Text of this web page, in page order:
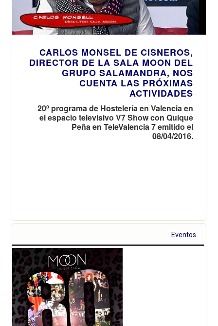
CARLOS MONSEL DE CISNEROS,
DIRECTOR DE LA SALA MOON DEL
GRUPO SALAMANDRA, NOS
CUENTA LAS PRÓXIMAS
ACTIVIDADES
20º programa de Hostelería en Valencia en
el espacio televisivo V7 Show con Quique
Peña en TeleValencia 7 emitido el
08/04/2016.
Eventos